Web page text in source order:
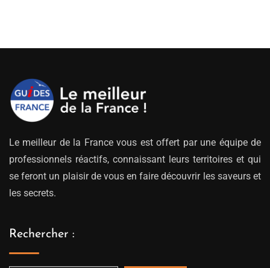
à
Le meilleur de la France vous est offert par une équipe de
professionnels réactifs, connaissant leurs territoires et qui
se feront un plaisir de vous en faire découvrir les saveurs et
les secrets.
Rechercher :